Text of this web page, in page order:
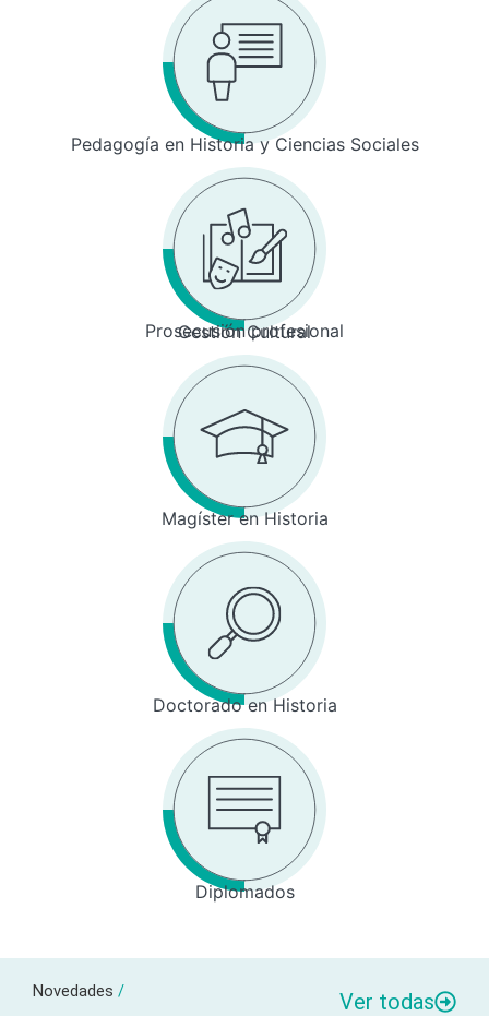
Pedagogía en Historia y Ciencias Sociales
Prosecusión profesional
Gestión Cultural
Magíster en Historia
Doctorado en Historia
Diplomados
Novedades / Ver todas